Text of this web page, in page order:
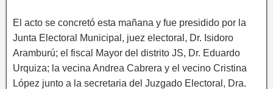
El acto se concretó esta mañana y fue presidido por la
Junta Electoral Municipal, juez electoral, Dr. Isidoro
Aramburú; el fiscal Mayor del distrito JS, Dr. Eduardo
Urquiza; la vecina Andrea Cabrera y el vecino Cristina
López junto a la secretaria del Juzgado Electoral, Dra.